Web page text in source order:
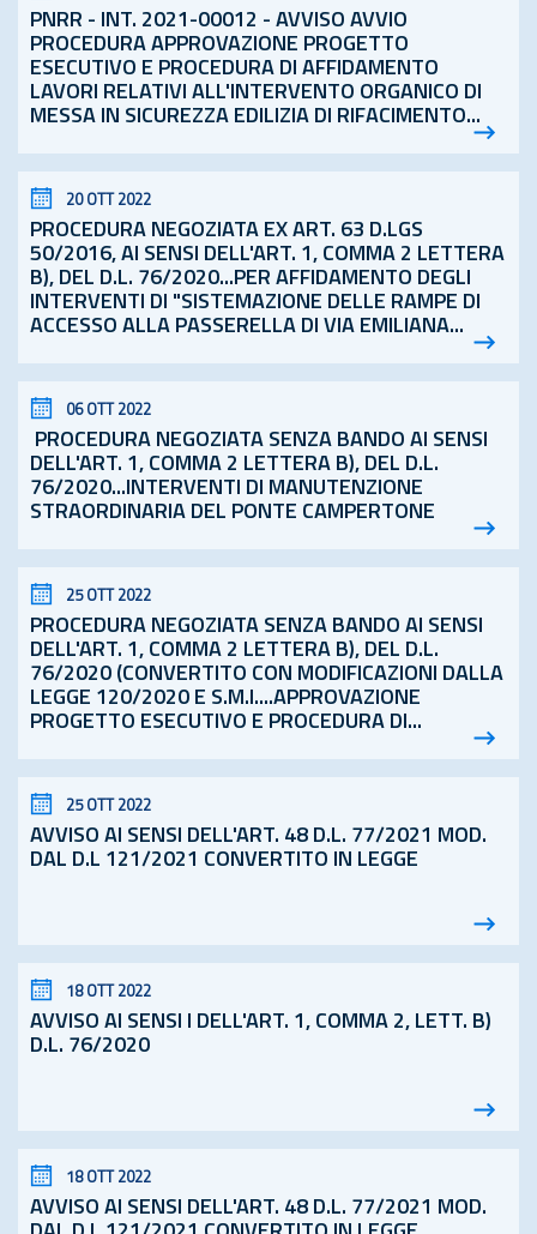
PNRR - INT. 2021-00012 - AVVISO AVVIO
PROCEDURA APPROVAZIONE PROGETTO
ESECUTIVO E PROCEDURA DI AFFIDAMENTO
LAVORI RELATIVI ALL'INTERVENTO ORGANICO DI
MESSA IN SICUREZZA EDILIZIA DI RIFACIMENTO...
20 OTT 2022
PROCEDURA NEGOZIATA EX ART. 63 D.LGS
50/2016, AI SENSI DELL'ART. 1, COMMA 2 LETTERA
B), DEL D.L. 76/2020...PER AFFIDAMENTO DEGLI
INTERVENTI DI "SISTEMAZIONE DELLE RAMPE DI
ACCESSO ALLA PASSERELLA DI VIA EMILIANA...
06 OTT 2022
PROCEDURA NEGOZIATA SENZA BANDO AI SENSI
DELL'ART. 1, COMMA 2 LETTERA B), DEL D.L.
76/2020...INTERVENTI DI MANUTENZIONE
STRAORDINARIA DEL PONTE CAMPERTONE
25 OTT 2022
PROCEDURA NEGOZIATA SENZA BANDO AI SENSI
DELL'ART. 1, COMMA 2 LETTERA B), DEL D.L.
76/2020 (CONVERTITO CON MODIFICAZIONI DALLA
LEGGE 120/2020 E S.M.I....APPROVAZIONE
PROGETTO ESECUTIVO E PROCEDURA DI...
25 OTT 2022
AVVISO AI SENSI DELL'ART. 48 D.L. 77/2021 MOD.
DAL D.L 121/2021 CONVERTITO IN LEGGE
18 OTT 2022
AVVISO AI SENSI I DELL'ART. 1, COMMA 2, LETT. B)
D.L. 76/2020
18 OTT 2022
AVVISO AI SENSI DELL'ART. 48 D.L. 77/2021 MOD.